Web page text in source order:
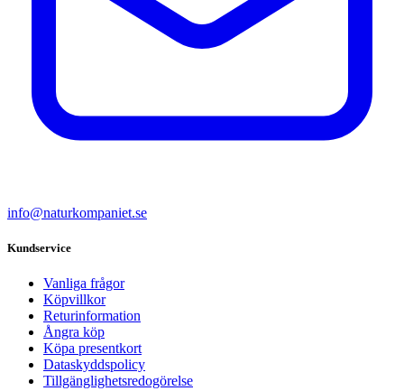
info@naturkompaniet.se
Kundservice
Vanliga frågor
Köpvillkor
Returinformation
Ångra köp
Köpa presentkort
Dataskyddspolicy
Tillgänglighetsredogörelse